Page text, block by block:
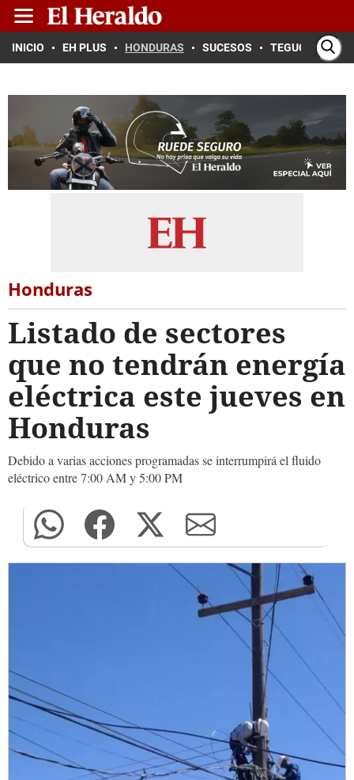
INICIO EH PLUS HONDURAS SUCESOS TEGUCIGALPA
Honduras
Listado de sectores
que no tendrán energía
eléctrica este jueves en
Honduras
Debido a varias acciones programadas se interrumpirá el fluido
eléctrico entre 7:00 AM y 5:00 PM